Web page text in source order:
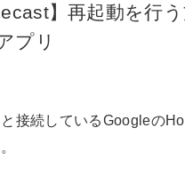
】再起動を行
プリ
接続しているGoogleの